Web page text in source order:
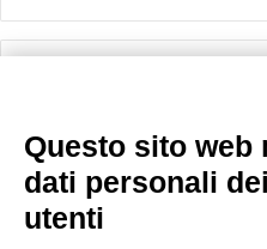
Importo netto (€):
Questo sito web
dati personali
utenti